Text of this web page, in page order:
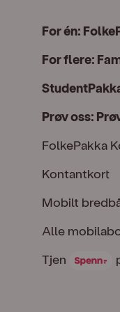
For én:
For flere:
Prøv oss:
FolkePakka
Kontantkort
Mobilt
Alle
Tjen Spenn
Tjen